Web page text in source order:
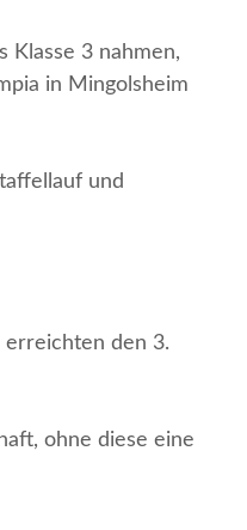
Klasse 3 nahmen,
in Mingolsheim
und
erreichten den 3.
ohne diese eine